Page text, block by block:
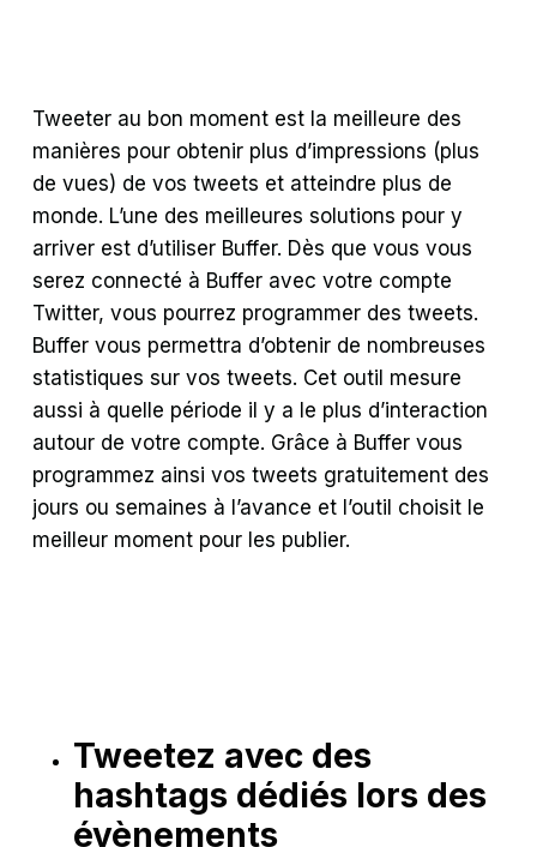
Tweeter au bon moment est la meilleure des
manières pour obtenir plus d’impressions (plus
de vues) de vos tweets et atteindre plus de
monde. L’une des meilleures solutions pour y
arriver est d’utiliser Buffer. Dès que vous vous
serez connecté à Buffer avec votre compte
Twitter, vous pourrez programmer des tweets.
Buffer vous permettra d’obtenir de nombreuses
statistiques sur vos tweets. Cet outil mesure
aussi à quelle période il y a le plus d’interaction
autour de votre compte. Grâce à Buffer vous
programmez ainsi vos tweets gratuitement des
jours ou semaines à l’avance et l’outil choisit le
meilleur moment pour les publier.
Tweetez avec des
hashtags dédiés lors des
évènements